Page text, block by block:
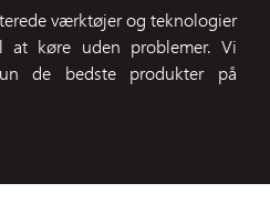
værktøjer og teknologier
køre uden problemer. Vi
de bedste produkter på